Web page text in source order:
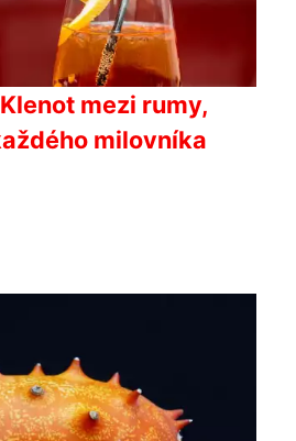
mezi rumy,
milovníka